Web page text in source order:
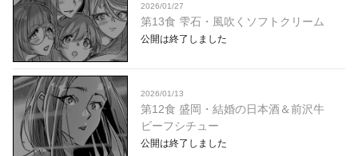
2026/01/27
第13食 雫石・風吹くソフトクリーム
公開は終了しました
2026/01/13
第12食 盛岡・結婚の日本酒＆前沢牛
ビーフシチュー
公開は終了しました